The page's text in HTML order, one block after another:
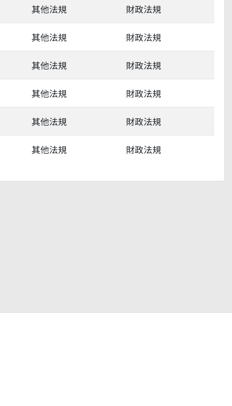
其他法規 財政法規
其他法規 財政法規
其他法規 財政法規
其他法規 財政法規
其他法規 財政法規
其他法規 財政法規